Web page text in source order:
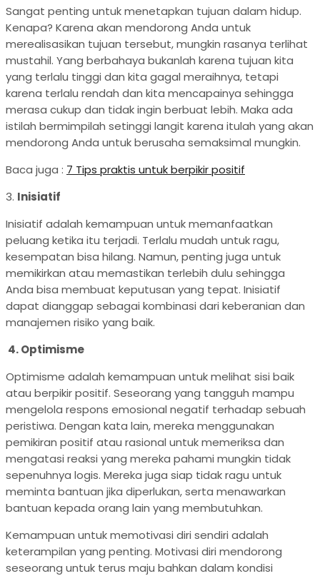
Sangat penting untuk menetapkan tujuan dalam hidup.
Kenapa? Karena akan mendorong Anda untuk
merealisasikan tujuan tersebut, mungkin rasanya terlihat
mustahil. Yang berbahaya bukanlah karena tujuan kita
yang terlalu tinggi dan kita gagal meraihnya, tetapi
karena terlalu rendah dan kita mencapainya sehingga
merasa cukup dan tidak ingin berbuat lebih. Maka ada
istilah bermimpilah setinggi langit karena itulah yang akan
mendorong Anda untuk berusaha semaksimal mungkin.
Baca juga : 7 Tips praktis untuk berpikir positif
3. Inisiatif
Inisiatif adalah kemampuan untuk memanfaatkan
peluang ketika itu terjadi. Terlalu mudah untuk ragu,
kesempatan bisa hilang. Namun, penting juga untuk
memikirkan atau memastikan terlebih dulu sehingga
Anda bisa membuat keputusan yang tepat. Inisiatif
dapat dianggap sebagai kombinasi dari keberanian dan
manajemen risiko yang baik.
4.Optimisme
Optimisme adalah kemampuan untuk melihat sisi baik
atau berpikir positif. Seseorang yang tangguh mampu
mengelola respons emosional negatif terhadap sebuah
peristiwa. Dengan kata lain, mereka menggunakan
pemikiran positif atau rasional untuk memeriksa dan
mengatasi reaksi yang mereka pahami mungkin tidak
sepenuhnya logis. Mereka juga siap tidak ragu untuk
meminta bantuan jika diperlukan, serta menawarkan
bantuan kepada orang lain yang membutuhkan.
Kemampuan untuk memotivasi diri sendiri adalah
keterampilan yang penting. Motivasi diri mendorong
seseorang untuk terus maju bahkan dalam kondisi